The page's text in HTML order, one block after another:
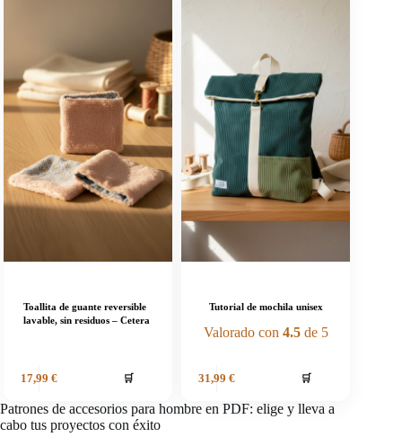
Toallita de guante reversible
lavable, sin residuos – Cetera
17,99 € 🛒
Tutorial de mochila unisex
Valorado con 4.5de 5
31,99 €
🛒
Patrones de accesorios para hombre en PDF: elige y lleva a
cabo tus proyectos con éxito